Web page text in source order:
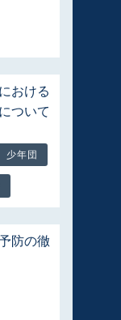
おける
ついて
少年団
防の徹